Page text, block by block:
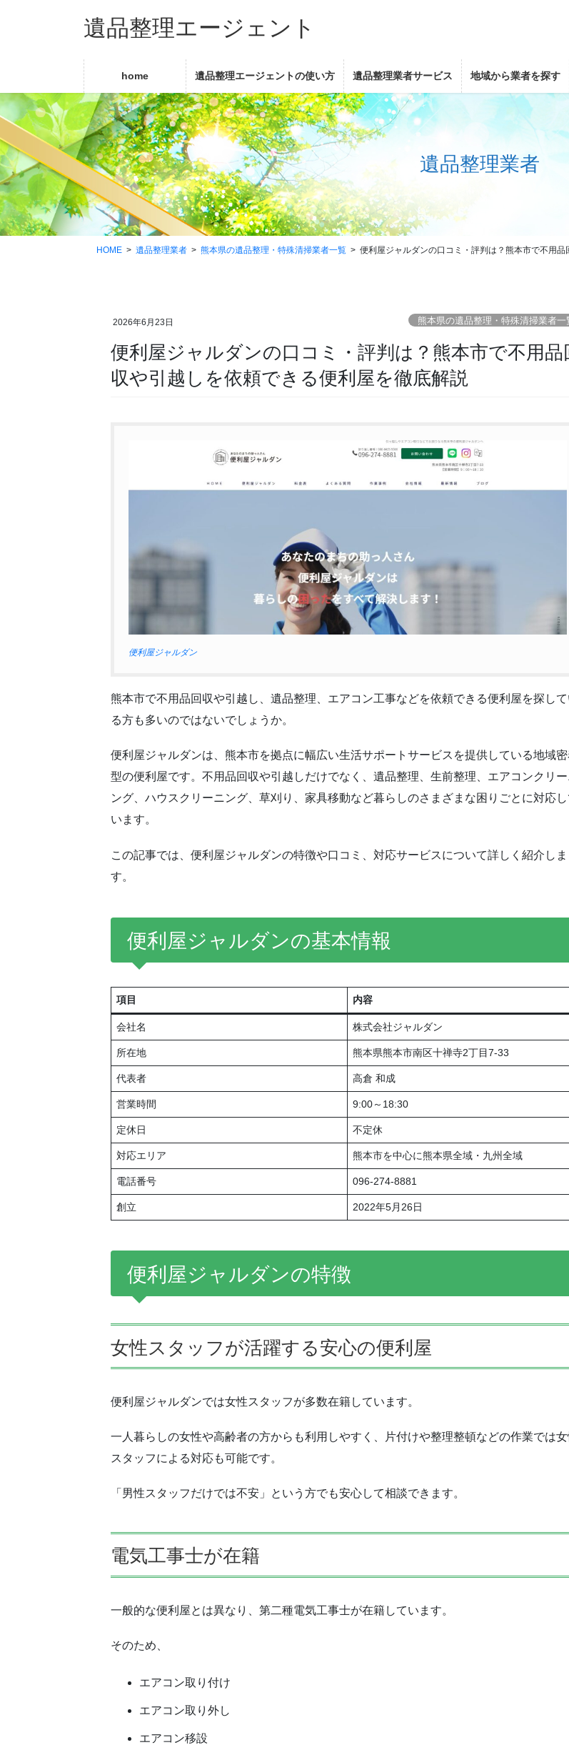
に
移
ョ
ン
移
動
遺品整理エージェント
home 遺品整理エージェントの使い方 遺品整理業者サービス 地域から業者を探す
遺品整理業者
HOME 遺品整理業者 熊本県の遺品整理・特殊清掃業者一覧 便利屋ジャルダンの口コミ・評判は？熊本市で不用
2026年6月23日 熊本県の遺品整理・特殊清掃業者一
便利屋ジャルダンの口コミ・評判は？熊本市で不用品
収や引越しを依頼できる便利屋を徹底解説
便利屋ジャルダン
熊本市で不用品回収や引越し、遺品整理、エアコン工事などを依頼できる便利屋を探して
る方も多いのではないでしょうか。
便利屋ジャルダンは、熊本市を拠点に幅広い生活サポートサービスを提供している地域
型の便利屋です。不用品回収や引越しだけでなく、遺品整理、生前整理、エアコンクリー
ング、ハウスクリーニング、草刈り、家具移動など暮らしのさまざまな困りごとに対応し
います。
この記事では、便利屋ジャルダンの特徴や口コミ、対応サービスについて詳しく紹介しま
す。
便利屋ジャルダンの基本情報
項目 内容
会社名 株式会社ジャルダン
所在地 熊本県熊本市南区十禅寺2丁目7-33
代表者 高倉 和成
営業時間 9:00～18:30
定休日 不定休
対応エリア 熊本市を中心に熊本県全域・九州全域
電話番号 096-274-8881
創立 2022年5月26日
便利屋ジャルダンの特徴
女性スタッフが活躍する安心の便利屋
便利屋ジャルダンでは女性スタッフが多数在籍しています。
一人暮らしの女性や高齢者の方からも利用しやすく、片付けや整理整頓などの作業では女
スタッフによる対応も可能です。
「男性スタッフだけでは不安」という方でも安心して相談できます。
電気工事士が在籍
一般的な便利屋とは異なり、第二種電気工事士が在籍しています。
そのため、
エアコン取り付け
エアコン取り外し
エアコン移設